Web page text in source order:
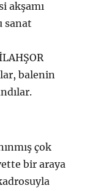
akşamı
sanat
balenin
çok
bir araya